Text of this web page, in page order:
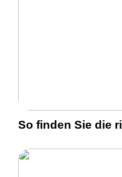
So finden Sie die